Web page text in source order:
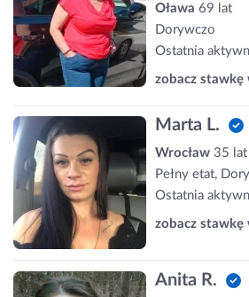
Oława 69 lat
Dorywczo
Ostatnia
zobacz stawkę
Marta L.
Wrocław 35 lat
Pełny etat,
Ostatnia
zobacz stawkę
Anita R.